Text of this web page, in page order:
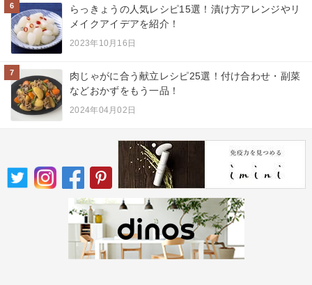
6
らっきょうの人気レシピ15選！漬け方アレンジやリ
メイクアイデアを紹介！
2023年10月16日
7
肉じゃがに合う献立レシピ25選！付け合わせ・副菜
などおかずをもう一品！
2024年04月02日